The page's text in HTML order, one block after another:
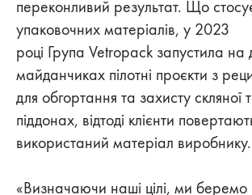
переконливий результат. Що
упаковочних матеріалів, у 2023
році Група Vetropack запустила на
майданчиках пілотні проєкти з
для обгортання та захисту скляної
піддонах, відтоді клієнти
використаний матеріал виробнику.
«Визначаючи наші цілі, ми беремо